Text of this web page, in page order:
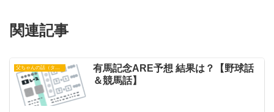
関連記事
有馬記念ARE予想 結果は？【野球話
＆競馬話】